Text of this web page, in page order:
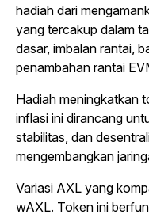
hadiah dari
yang tercakup dalam
dasar, imbalan rantai,
penambahan rantai
Hadiah meningkatkan
inflasi ini dirancang
stabilitas, dan
mengembangkan
Variasi AXL yang
wAXL. Token ini